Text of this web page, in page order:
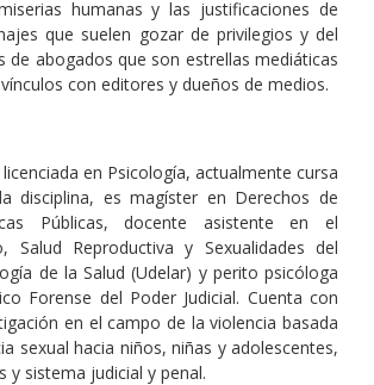
humanas y las justificaciones de
que suelen gozar de privilegios y del
de abogados que son estrellas mediáticas
con editores y dueños de medios.
en Psicología, actualmente cursa
disciplina, es magíster en Derechos de
Públicas, docente asistente en el
Salud Reproductiva y Sexualidades del
de la Salud (Udelar) y perito psicóloga
Forense del Poder Judicial. Cuenta con
en el campo de la violencia basada
sexual hacia niños, niñas y adolescentes,
y sistema judicial y penal.